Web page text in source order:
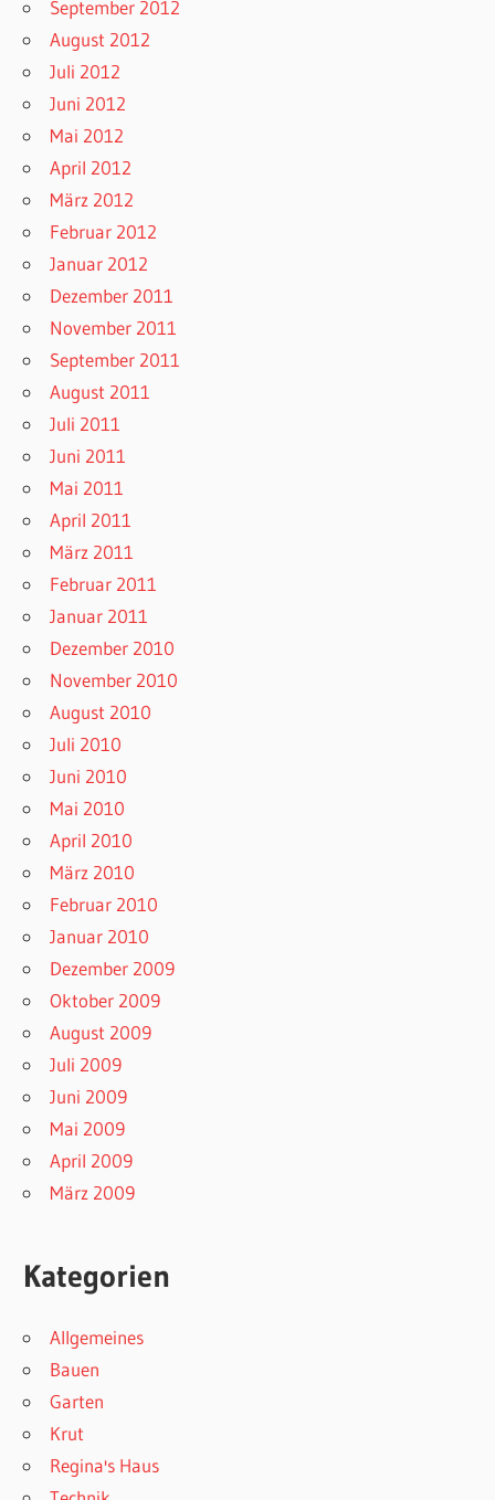
September 2012
August 2012
Juli 2012
Juni 2012
Mai 2012
April 2012
März 2012
Februar 2012
Januar 2012
Dezember 2011
November 2011
September 2011
August 2011
Juli 2011
Juni 2011
Mai 2011
April 2011
März 2011
Februar 2011
Januar 2011
Dezember 2010
November 2010
August 2010
Juli 2010
Juni 2010
Mai 2010
April 2010
März 2010
Februar 2010
Januar 2010
Dezember 2009
Oktober 2009
August 2009
Juli 2009
Juni 2009
Mai 2009
April 2009
März 2009
Kategorien
Allgemeines
Bauen
Garten
Krut
Regina's Haus